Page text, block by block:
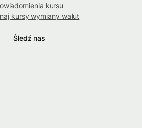
kursu
kursy wymiany walut
Śledź nas